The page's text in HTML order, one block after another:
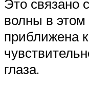
Это связано
волны в
приближена
глаза.